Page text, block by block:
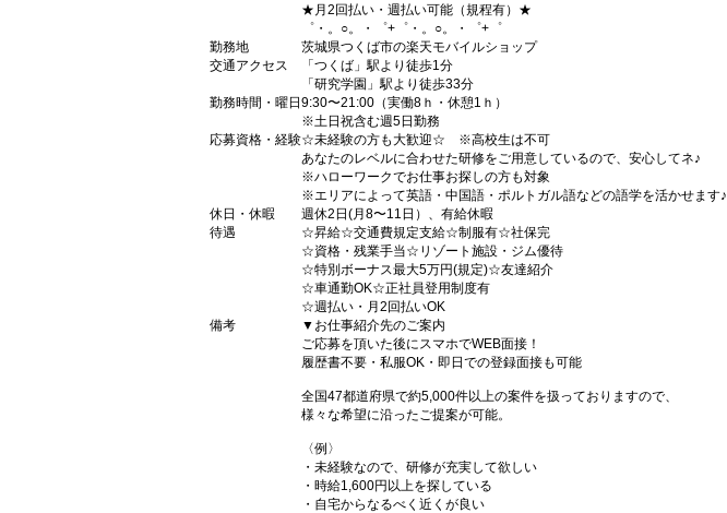
★月2回払い・週払い可能（規程有）★
゜・。○。・゜+゜・。○。・゜+゜
勤務地
茨城県つくば市の楽天モバイルショップ
交通アクセス
「つくば」駅より徒歩1分
「研究学園」駅より徒歩33分
勤務時間・曜日 9:30〜21:00（実働8ｈ・休憩1ｈ）
※土日祝含む週5日勤務
応募資格・経験☆未経験の方も大歓迎☆ ※高校生は不可
あなたのレベルに合わせた研修をご用意しているので、安心してネ♪
※ハローワークでお仕事お探しの方も対象
※エリアによって英語・中国語・ポルトガル語などの語学を活かせます♪
休日・休暇
週休2日(月8〜11日）、有給休暇
待遇
☆昇給☆交通費規定支給☆制服有☆社保完
☆資格・残業手当☆リゾート施設・ジム優待
☆特別ボーナス最大5万円(規定)☆友達紹介
☆車通勤OK☆正社員登用制度有
☆週払い・月2回払いOK
備考
▼お仕事紹介先のご案内
ご応募を頂いた後にスマホでWEB面接！
履歴書不要・私服OK・即日での登録面接も可能
全国47都道府県で約5,000件以上の案件を扱っておりますので、
様々な希望に沿ったご提案が可能。
〈例〉
・未経験なので、研修が充実して欲しい
・時給1,600円以上を探している
・自宅からなるべく近くが良い